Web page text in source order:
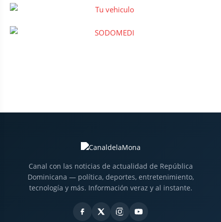
Canal con las noticias de actualidad de República
Dominicana — política, deportes, entretenimiento,
tecnología y más. Información veraz y al instante.